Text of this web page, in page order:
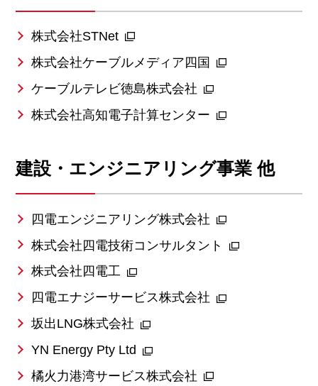
株式会社STNet
株式会社ケーブルメディア四国
ケーブルテレビ徳島株式会社
株式会社高知電子計算センター
建設・エンジニアリング事業 他
四電エンジニアリング株式会社
株式会社四電技術コンサルタント
株式会社四電工
四電エナジーサービス株式会社
坂出LNG株式会社
YN Energy Pty Ltd
橘火力港湾サービス株式会社